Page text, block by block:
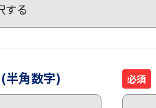
半角数字) 必須